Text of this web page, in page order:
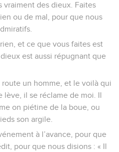
vraiment des dieux. Faites
ou de mal, pour que nous
et ce que vous faites est
est aussi répugnant que
route un homme, et le voilà qui
lève, il se réclame de moi. Il
on piétine de la boue, ou
son argile.
à l’avance, pour que
pour que nous disions : « Il